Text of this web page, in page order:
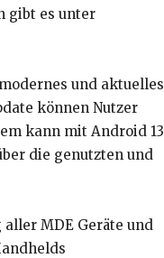
gibt es unter
und aktuelles
können Nutzer
kann mit Android 13
die genutzten und
MDE Geräte und